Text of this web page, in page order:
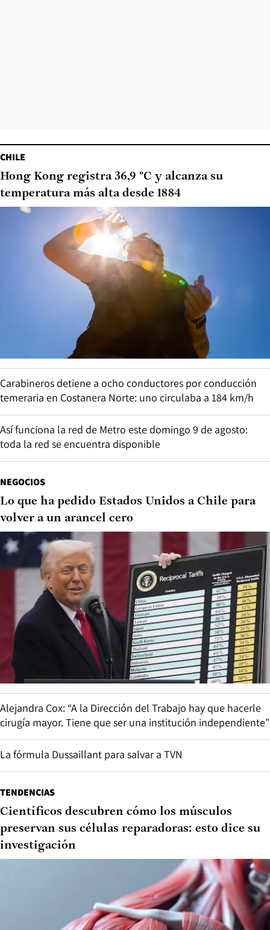
CHILE
Hong Kong registra 36,9 °C y alcanza su
temperatura más alta desde 1884
Carabineros detiene a ocho conductores por conducción
temeraria en Costanera Norte: uno circulaba a 184 km/h
Así funciona la red de Metro este domingo 9 de agosto:
toda la red se encuentra disponible
NEGOCIOS
Lo que ha pedido Estados Unidos a Chile para
volver a un arancel cero
Alejandra Cox: “A la Dirección del Trabajo hay que hacerle
cirugía mayor. Tiene que ser una institución independiente”
La fórmula Dussaillant para salvar a TVN
TENDENCIAS
Científicos descubren cómo los músculos
preservan sus células reparadoras: esto dice su
investigación